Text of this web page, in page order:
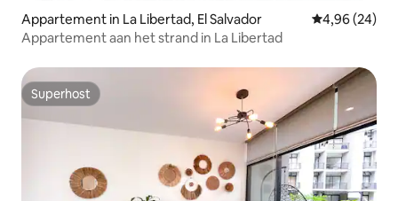
Appartement in La Libertad, El Salvador Gemiddelde
4,96 (24)
Appartement aan het strand in La Libertad
Superhost
Superhost